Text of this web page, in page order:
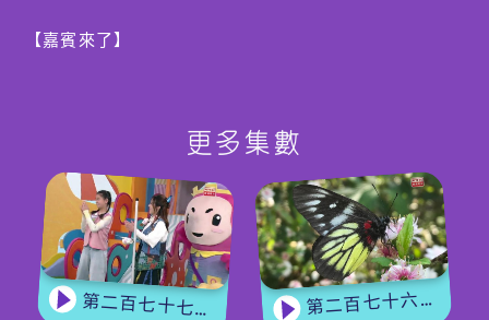
【嘉賓來了】
親子溝通的重要性，更和小朋友分享了一種新的語言和
小遊戲，令溝通變得更加得心應手。
更多集數
第二百七十七集 - 【玩轉星期五】 蝴蝶變變變 第二百七十六集 - 【嘉賓來了】 蝴蝶專家